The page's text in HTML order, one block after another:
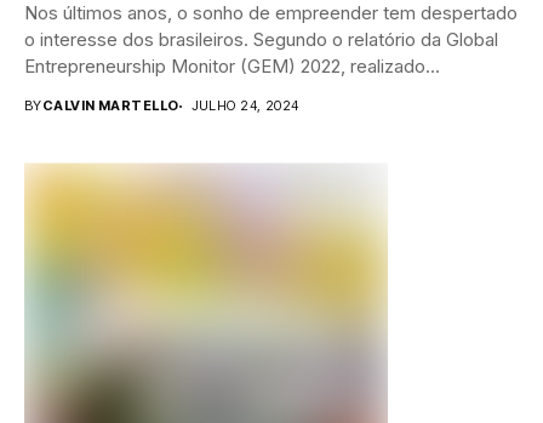
Nos últimos anos, o sonho de empreender tem despertado
o interesse dos brasileiros. Segundo o relatório da Global
Entrepreneurship Monitor (GEM) 2022, realizado...
BYCALVIN MARTELLO JULHO 24, 2024